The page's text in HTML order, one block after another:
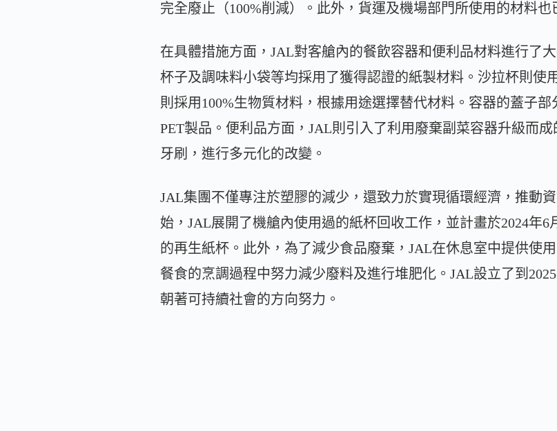
完全廢止（100%削減）。此外，貨運及機場部門所使用的材料也
在具體措施方面，JAL對客艙內的餐飲容器和便利品材料進行了
杯子及調味料小袋等均採用了獲得認證的紙製材料。沙拉杯則使
則採用100%生物質材料，根據用途選擇替代材料。容器的蓋子
PET製品。便利品方面，JAL則引入了利用廢棄副菜容器升級而
牙刷，進行多元化的改變。
JAL集團不僅專注於塑膠的減少，還致力於實現循環經濟，推動
始，JAL展開了機艙內使用過的紙杯回收工作，並計畫於2024年
的再生紙杯。此外，為了減少食品廢棄，JAL在休息室中提供使
餐食的烹調過程中努力減少廢料及進行堆肥化。JAL設立了到
朝著可持續社會的方向努力。